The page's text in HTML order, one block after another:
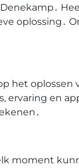
oplossing․
het
ervaring en
moment